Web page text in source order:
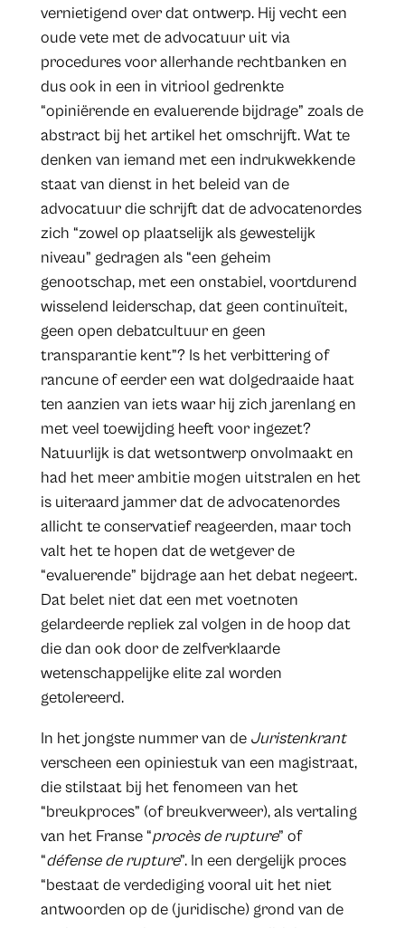
vernietigend over dat ontwerp. Hij vecht een
oude vete met de advocatuur uit via
procedures voor allerhande rechtbanken en
dus ook in een in vitriool gedrenkte
“opiniërende en evaluerende bijdrage” zoals de
abstract bij het artikel het omschrijft. Wat te
denken van iemand met een indrukwekkende
staat van dienst in het beleid van de
advocatuur die schrijft dat de advocatenordes
zich “zowel op plaatselijk als gewestelijk
niveau” gedragen als “een geheim
genootschap, met een onstabiel, voortdurend
wisselend leiderschap, dat geen continuïteit,
geen open debatcultuur en geen
transparantie kent”? Is het verbittering of
rancune of eerder een wat dolgedraaide haat
ten aanzien van iets waar hij zich jarenlang en
met veel toewijding heeft voor ingezet?
Natuurlijk is dat wetsontwerp onvolmaakt en
had het meer ambitie mogen uitstralen en het
is uiteraard jammer dat de advocatenordes
allicht te conservatief reageerden, maar toch
valt het te hopen dat de wetgever de
“evaluerende” bijdrage aan het debat negeert.
Dat belet niet dat een met voetnoten
gelardeerde repliek zal volgen in de hoop dat
die dan ook door de zelfverklaarde
wetenschappelijke elite zal worden
getolereerd.
In het jongste nummer van de Juristenkrant
verscheen een opiniestuk van een magistraat,
die stilstaat bij het fenomeen van het
“breukproces” (of breukverweer), als vertaling
van het Franse “procès de rupture” of
“défense de rupture”. In een dergelijk proces
“bestaat de verdediging vooral uit het niet
antwoorden op de (juridische) grond van de